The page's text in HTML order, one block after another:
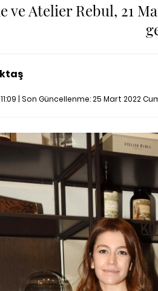
ve Atelier Rebul, 21
| Son Güncellenme:25 Mart 2022